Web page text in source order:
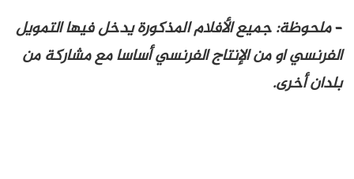
–ملحوظة: جميع الأفلام المذكورة يدخل فيها التمويل
الفرنسي او من الإنتاج الفرنسي أساسا مع مشاركة من
بلدان أخرى.